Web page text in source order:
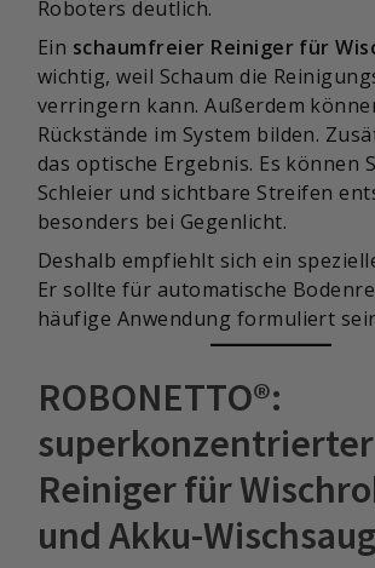
Roboters deutlich.
Ein schaumfreier Reiniger für
wichtig, weil Schaum die
verringern kann. Außerdem
Rückstände im System bilden.
das optische Ergebnis. Es können
Schleier und sichtbare Streifen
besonders bei Gegenlicht.
Deshalb empfiehlt sich ein
Er sollte für automatische
häufige Anwendung formuliert
ROBONETTO®:
superkonzentrierter
Reiniger für
und Akku-